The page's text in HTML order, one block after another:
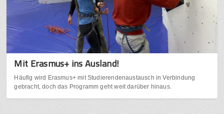
Mit Erasmus+ ins Ausland!
Häufig wird Erasmus+ mit Studierendenaustausch in Verbindung
gebracht, doch das Programm geht weit darüber hinaus.